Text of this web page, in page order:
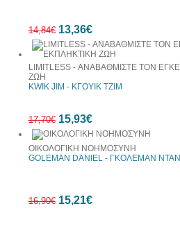
10%
14,84€ 13,36€
LIMITLESS - ΑΝΑΒΑΘΜΙΣΤΕ ΤΟΝ
ΖΩΗ
KWIK JIM - ΚΓΟΥΙΚ ΤΖΙΜ
17,70€ 15,93€
ΟΙΚΟΛΟΓΙΚΗ ΝΟΗΜΟΣΥΝΗ
GOLEMAN DANIEL - ΓΚΟΛΕΜΑΝ
16,90€ 15,21€